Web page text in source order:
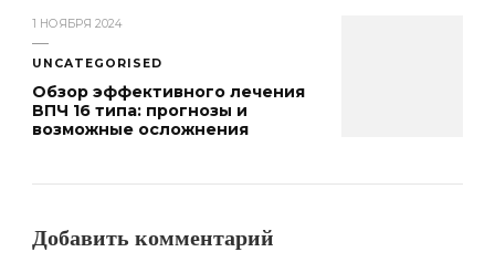
1 НОЯБРЯ 2024
UNCATEGORISED
Обзор эффективного лечения
ВПЧ 16 типа: прогнозы и
возможные осложнения
Добавить комментарий